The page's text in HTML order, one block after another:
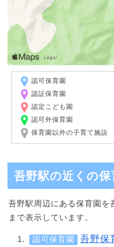
認可保育園
認証保育園
認定こども園
認可外保育園
保育園以外の子育て施設
吾野駅の近くの保
吾野駅周辺にある保育園を
まで表示しています。
認可保育園 吾野保